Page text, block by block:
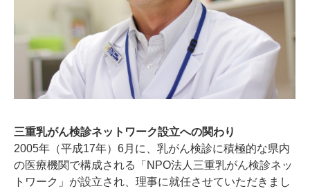
三重乳がん検診ネットワーク設立への関わり
2005年（平成17年）6月に、乳がん検診に積極的な県内
の医療機関で構成される「NPO法人三重乳がん検診ネッ
トワーク」が設立され、理事に就任させていただきまし